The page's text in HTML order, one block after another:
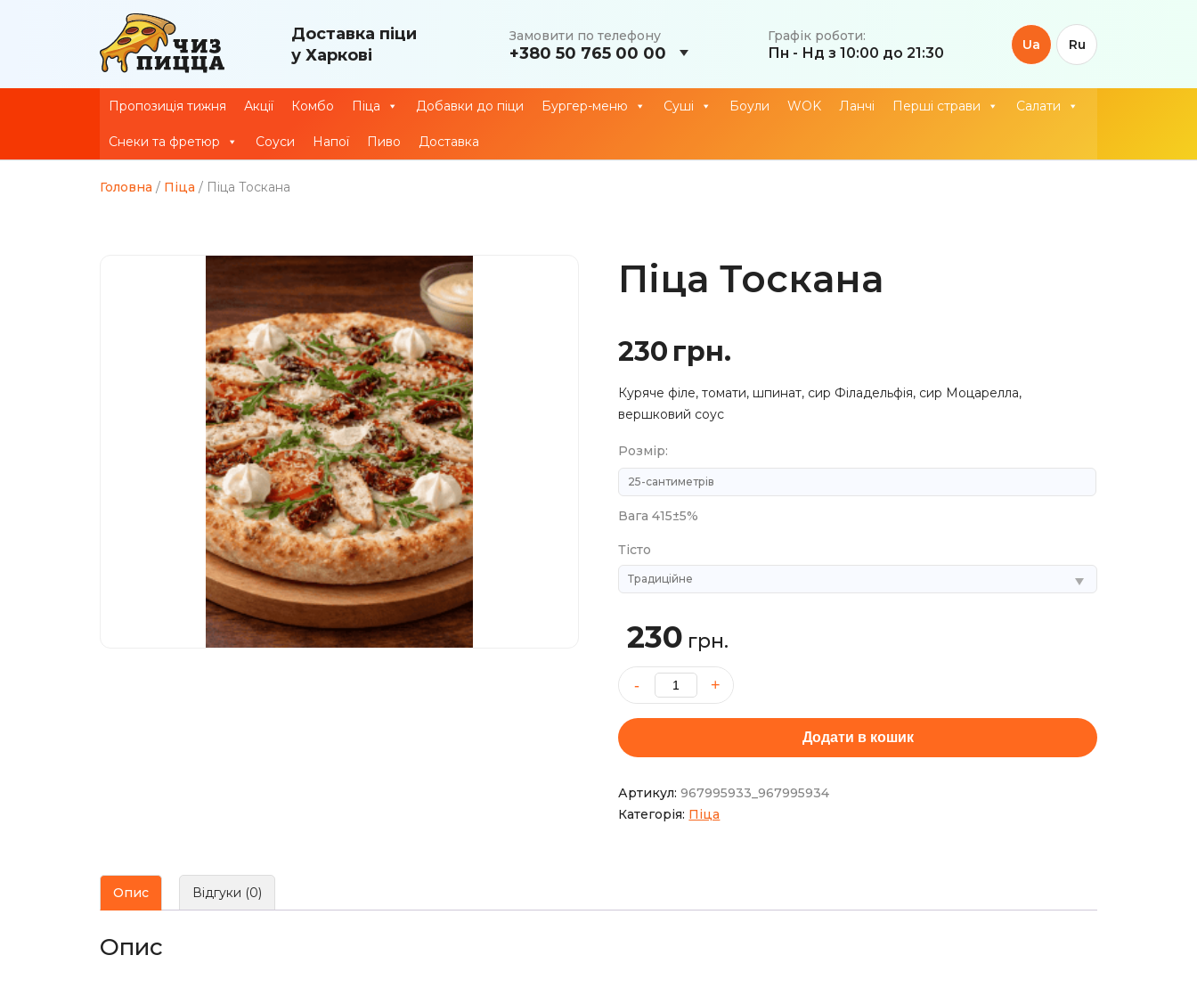
Доставка піци
у Харкові
Замовити по телефону
+380 50 765 00 00
Графік роботи:
Пн - Нд з 10:00 до 21:30 Ua Ru
Пропозиція тижня Акції Комбо Піца Добавки до піци Бургер-меню Суші Боули WOK Ланчі Перші страви Салати
Снеки та фретюр Соуси Напої Пиво Доставка
Головна / Піца / Піца Тоскана
Піца Тоскана
230 грн.
Куряче філе, томати, шпинат, сир Філадельфія, сир Моцарелла,
вершковий соус
Розмір:
Вага 415±5%
Тісто
230 грн.
Піца
Тоскана
кількість
Додати в кошик
Артикул:967995933_967995934
Категорія: Піца
Опис Відгуки (0)
Опис